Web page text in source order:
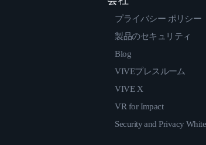
プライバシー ポリシー
製品のセキュリティ
Blog
VIVEプレスルーム
VIVE X
VR for Impact
Security and Privacy